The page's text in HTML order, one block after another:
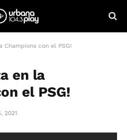
Champions con el PSG!
en la
el PSG!
2021